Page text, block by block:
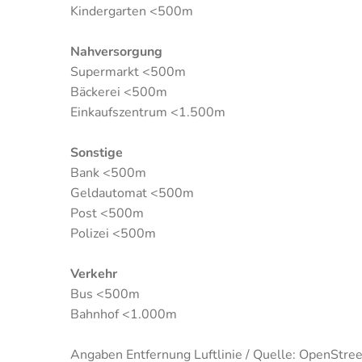
Kindergarten <500m
Nahversorgung
Supermarkt <500m
Bäckerei <500m
Einkaufszentrum <1.500m
Sonstige
Bank <500m
Geldautomat <500m
Post <500m
Polizei <500m
Verkehr
Bus <500m
Bahnhof <1.000m
Angaben Entfernung Luftlinie / Quelle: